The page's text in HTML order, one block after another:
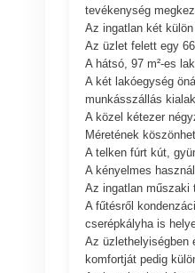
tevékenység
Az ingatlan két
Az üzlet felett egy
A hátsó, 97 m²-es
A két lakóegység
munkásszállás
A közel kétezer
Méretének
A telken fúrt kút,
A kényelmes
Az ingatlan műszaki
A fűtésről
cserépkályha is
Az üzlethelyiségben
komfortját pedig